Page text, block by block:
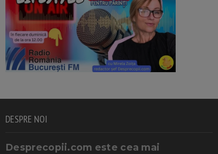
DESPRE NOI
Desprecopii.com este cea mai